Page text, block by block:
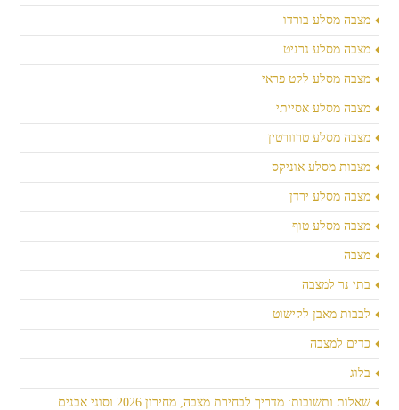
מצבה מסלע בורדו
מצבה מסלע גרניט
מצבה מסלע לקט פראי
מצבה מסלע אסייתי
מצבה מסלע טרוורטין
מצבות מסלע אוניקס
מצבה מסלע ירדן
מצבה מסלע טוף
מצבה
בתי נר למצבה
לבבות מאבן לקישוט
כדים למצבה
בלוג
שאלות ותשובות: מדריך לבחירת מצבה, מחירון 2026 וסוגי אבנים